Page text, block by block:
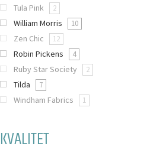
Tula Pink 2
William Morris 10
Zen Chic 12
Robin Pickens 4
Ruby Star Society 2
Tilda 7
Windham Fabrics 1
KVALITET